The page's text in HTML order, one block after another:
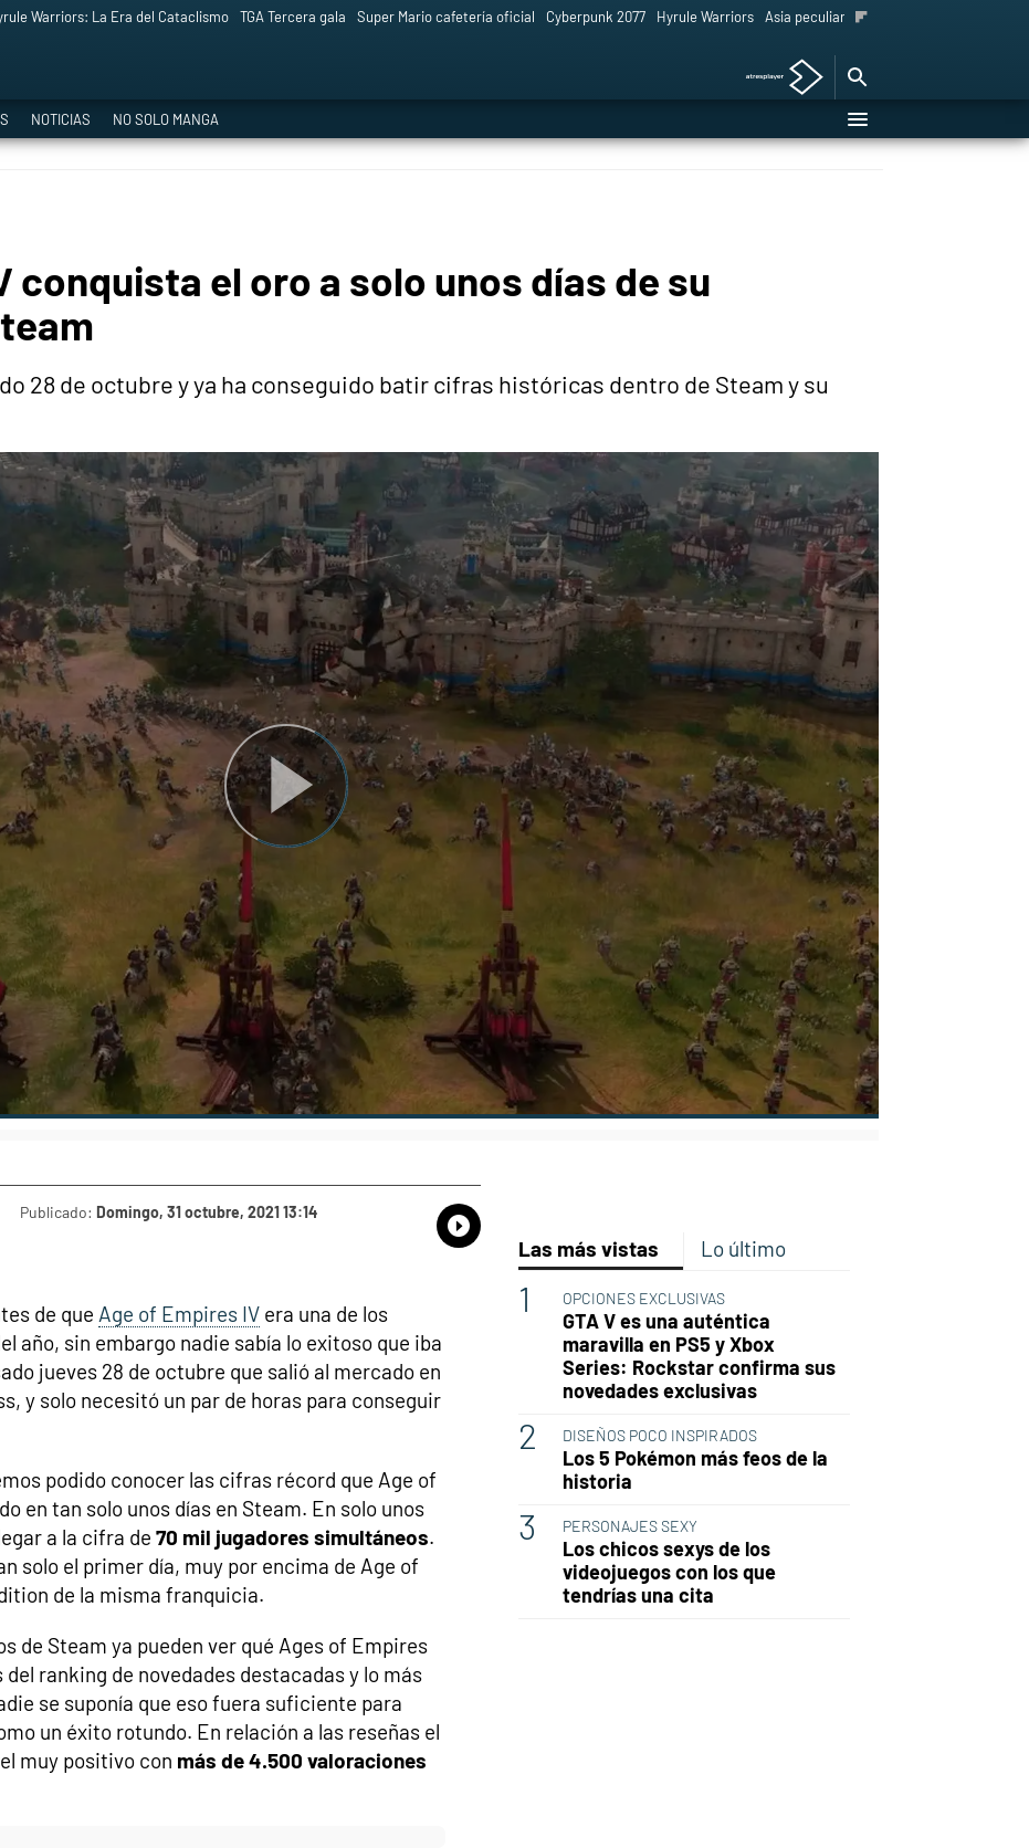
Warriors: La Era del Cataclismo TGA Tercera gala Super Mario cafetería oficial Cyberpunk 2077 Hyrule Warriors Asia peculiar tradición
NOTICIAS NO SOLO MANGA
conquista el oro a solo unos días de su
28 de octubre y ya ha conseguido batir cifras históricas dentro de Steam y su
Publicado: Domingo, 31 octubre, 2021 13:14
Whatsapp
Compartir
de que Age of Empires IV era una de los
año, sin embargo nadie sabía lo exitoso que iba
jueves 28 de octubre que salió al mercado en
y solo necesitó un par de horas para conseguir
podido conocer las cifras récord que Age of
en tan solo unos días en Steam. En solo unos
a la cifra de 70 mil jugadores simultáneos.
solo el primer día, muy por encima de Age of
de la misma franquicia.
de Steam ya pueden ver qué Ages of Empires
ranking de novedades destacadas y lo más
se suponía que eso fuera suficiente para
un éxito rotundo. En relación a las reseñas el
muy positivo con más de 4.500 valoraciones
Las más vistas Lo último
OPCIONES EXCLUSIVAS
GTA V es una auténtica
maravilla en PS5 y Xbox
Series: Rockstar confirma sus
novedades exclusivas
DISEÑOS POCO INSPIRADOS
Los 5 Pokémon más feos de la
historia
PERSONAJES SEXY
Los chicos sexys de los
videojuegos con los que
tendrías una cita